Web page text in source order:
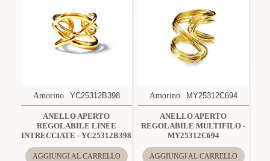
Amorino YC25312B398
ANELLO APERTO
REGOLABILE LINEE
INTRECCIATE - YC25312B398
AGGIUNGI AL CARRELLO
Amorino MY25312C694
ANELLO APERTO
REGOLABILE MULTIFILO -
MY25312C694
AGGIUNGI AL CARRELLO